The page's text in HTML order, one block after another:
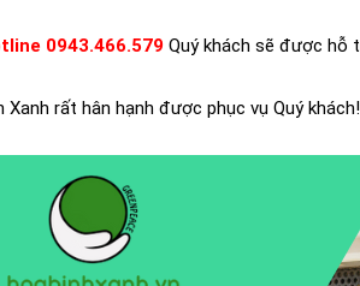
0943.466.579 Quý khách sẽ được hỗ
Xanh rất hân hạnh được phục vụ Quý khách!